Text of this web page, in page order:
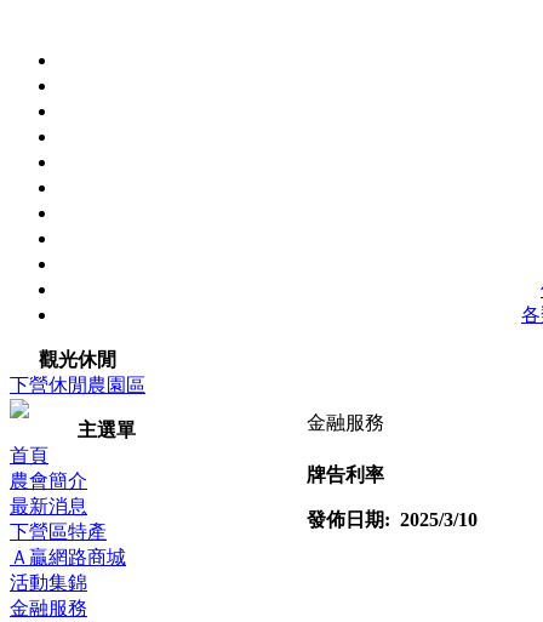
觀光休閒
下營休閒農園區
主選單
首頁
農會簡介
最新消息
下營區特產
Ａ贏網路商城
活動集錦
金融服務
金融服務
牌告利率
發佈日期: 2025/3/10